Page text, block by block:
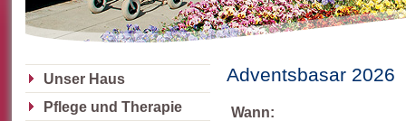
Unser Haus
Pflege und Therapie
Adventsbasar 2026
Wann: